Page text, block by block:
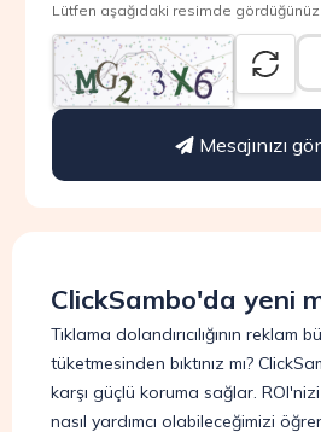
Lütfen aşağıdaki resimde
Mesajınızı
ClickSambo'da yeni
Tıklama dolandırıcılığının reklam
tüketmesinden bıktınız mı?
karşı güçlü koruma sağlar.
nasıl yardımcı olabileceğimizi